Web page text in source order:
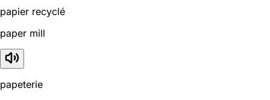
papier recyclé
paper mill
papeterie